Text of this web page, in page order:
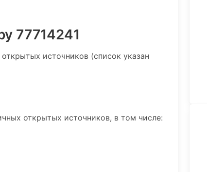
77714241
источников (список указан
открытых источников, в том числе: